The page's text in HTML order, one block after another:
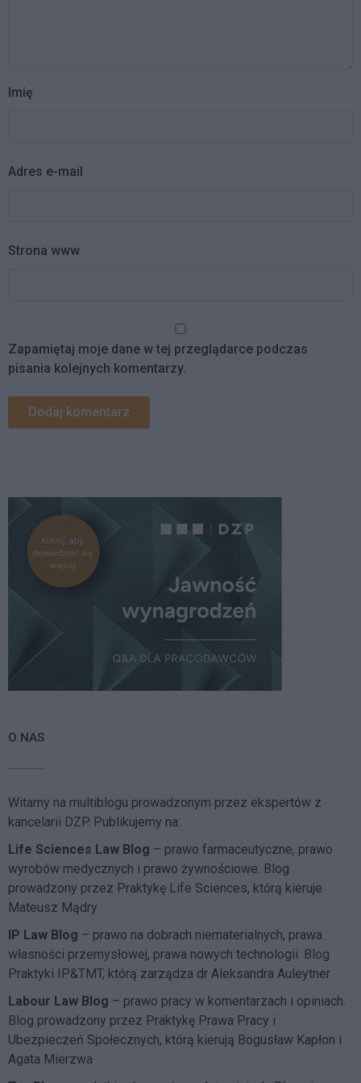
Imię
Adres e-mail
Strona www
Zapamiętaj moje dane w tej przeglądarce podczas
pisania kolejnych komentarzy.
O NAS
Witamy na multiblogu prowadzonym przez ekspertów z
kancelarii DZP. Publikujemy na:
Life Sciences Law Blog – prawo farmaceutyczne, prawo
wyrobów medycznych i prawo żywnościowe. Blog
prowadzony przez Praktykę Life Sciences, którą kieruje
Mateusz Mądry
IP Law Blog – prawo na dobrach niematerialnych, prawa
własności przemysłowej, prawa nowych technologii. Blog
Praktyki IP&TMT, którą zarządza dr Aleksandra Auleytner
Labour Law Blog – prawo pracy w komentarzach i opiniach.
Blog prowadzony przez Praktykę Prawa Pracy i
Ubezpieczeń Społecznych, którą kierują Bogusław Kapłon i
Agata Mierzwa